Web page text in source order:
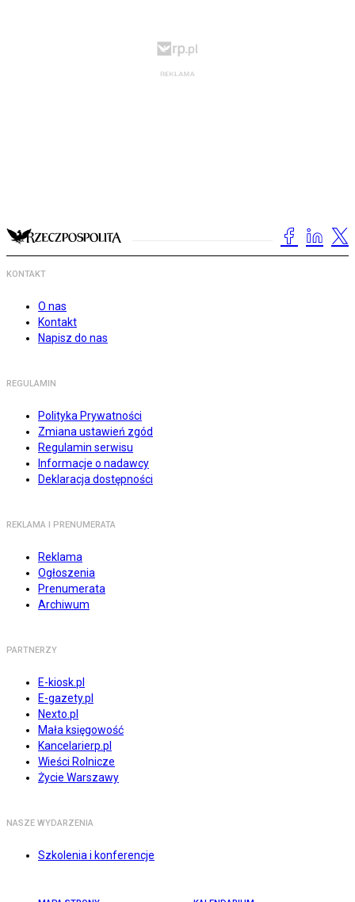
KONTAKT
O nas
Kontakt
Napisz do nas
REGULAMIN
Polityka Prywatności
Zmiana ustawień zgód
Regulamin serwisu
Informacje o nadawcy
Deklaracja dostępności
REKLAMA I PRENUMERATA
Reklama
Ogłoszenia
Prenumerata
Archiwum
PARTNERZY
E-kiosk.pl
E-gazety.pl
Nexto.pl
Mała księgowość
Kancelarierp.pl
Wieści Rolnicze
Życie Warszawy
NASZE WYDARZENIA
Szkolenia i konferencje